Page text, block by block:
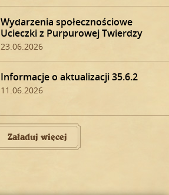
Wydarzenia społecznościowe
Ucieczki z Purpurowej Twierdzy
23.06.2026
Informacje o aktualizacji 35.6.2
11.06.2026
Załaduj więcej